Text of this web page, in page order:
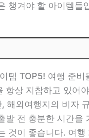
챙겨야 할 아이템
템 TOP5! 여행 준
항상 지참하고 있어
해외여행지의 비자
발 전 충분한 시간
것이 좋습니다. 여